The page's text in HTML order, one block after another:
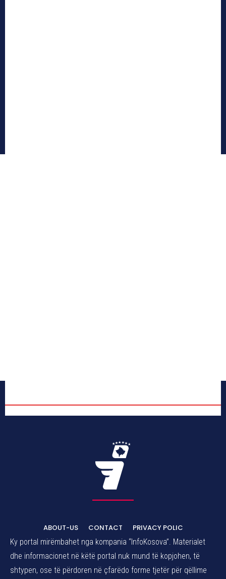
ABOUT-US CONTACT
PRIVACY POLIC
Ky portal mirëmbahet nga kompania “InfoKosova”. Materialet
dhe informacionet në këtë portal nuk mund të kopjohen, të
shtypen, ose të përdoren në çfarëdo forme tjetër për qëllime